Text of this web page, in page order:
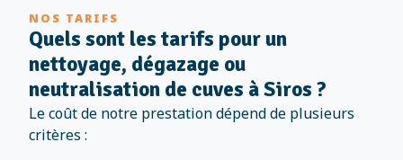
NOS TARIFS
Quels sont les tarifs pour un
nettoyage, dégazage ou
neutralisation de cuves à Siros ?
Le coût de notre prestation dépend de plusieurs
critères :